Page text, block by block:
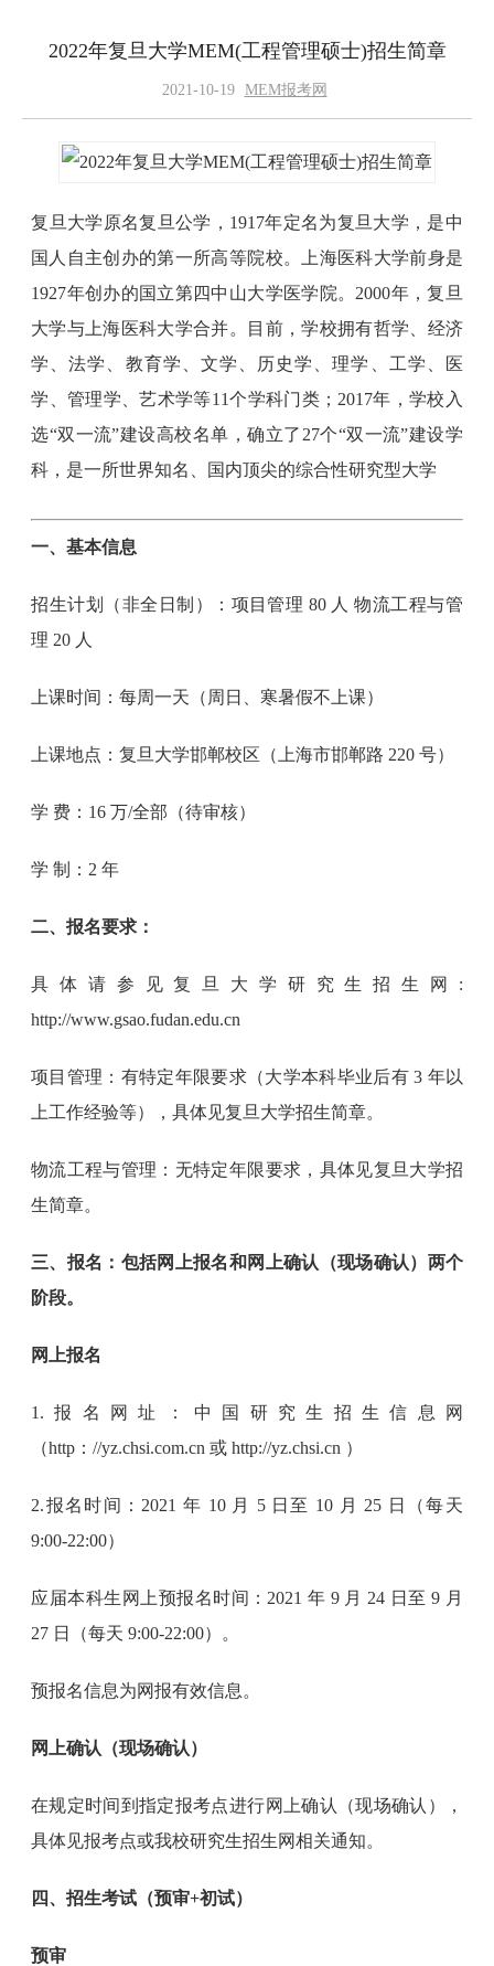
2022年复旦大学MEM(工程管理硕士)招生简章
2021-10-19 MEM报考网
复旦大学原名复旦公学，1917年定名为复旦大学，是中
国人自主创办的第一所高等院校。上海医科大学前身是
1927年创办的国立第四中山大学医学院。2000年，复旦
大学与上海医科大学合并。目前，学校拥有哲学、经济
学、法学、教育学、文学、历史学、理学、工学、医
学、管理学、艺术学等11个学科门类；2017年，学校入
选“双一流”建设高校名单，确立了27个“双一流”建设学
科，是一所世界知名、国内顶尖的综合性研究型大学
一、基本信息
招生计划（非全日制）：项目管理 80 人 物流工程与管
理 20 人
上课时间：每周一天（周日、寒暑假不上课）
上课地点：复旦大学邯郸校区（上海市邯郸路 220 号）
学 费：16 万/全部（待审核）
学 制：2 年
二、报名要求：
具体请参见复旦大学研究生招生网:
http://www.gsao.fudan.edu.cn
项目管理：有特定年限要求（大学本科毕业后有 3 年以
上工作经验等），具体见复旦大学招生简章。
物流工程与管理：无特定年限要求，具体见复旦大学招
生简章。
三、报名：包括网上报名和网上确认（现场确认）两个
阶段。
网上报名
1.报名网址：中国研究生招生信息网
（http：//yz.chsi.com.cn 或 http://yz.chsi.cn ）
2.报名时间：2021 年 10 月 5 日至 10 月 25 日（每天
9:00-22:00）
应届本科生网上预报名时间：2021 年 9 月 24 日至 9 月
27 日（每天 9:00-22:00）。
预报名信息为网报有效信息。
网上确认（现场确认）
在规定时间到指定报考点进行网上确认（现场确认），
具体见报考点或我校研究生招生网相关通知。
四、招生考试（预审+初试）
预审